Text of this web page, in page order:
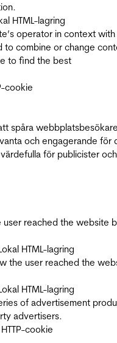
HTML-lagring
operator in context with
to combine or change
to find the best
cookie
spåra
och engagerande för
för publicister och
user reached the website
HTML-lagring
the user reached the
HTML-lagring
of advertisement
advertisers.
cookie